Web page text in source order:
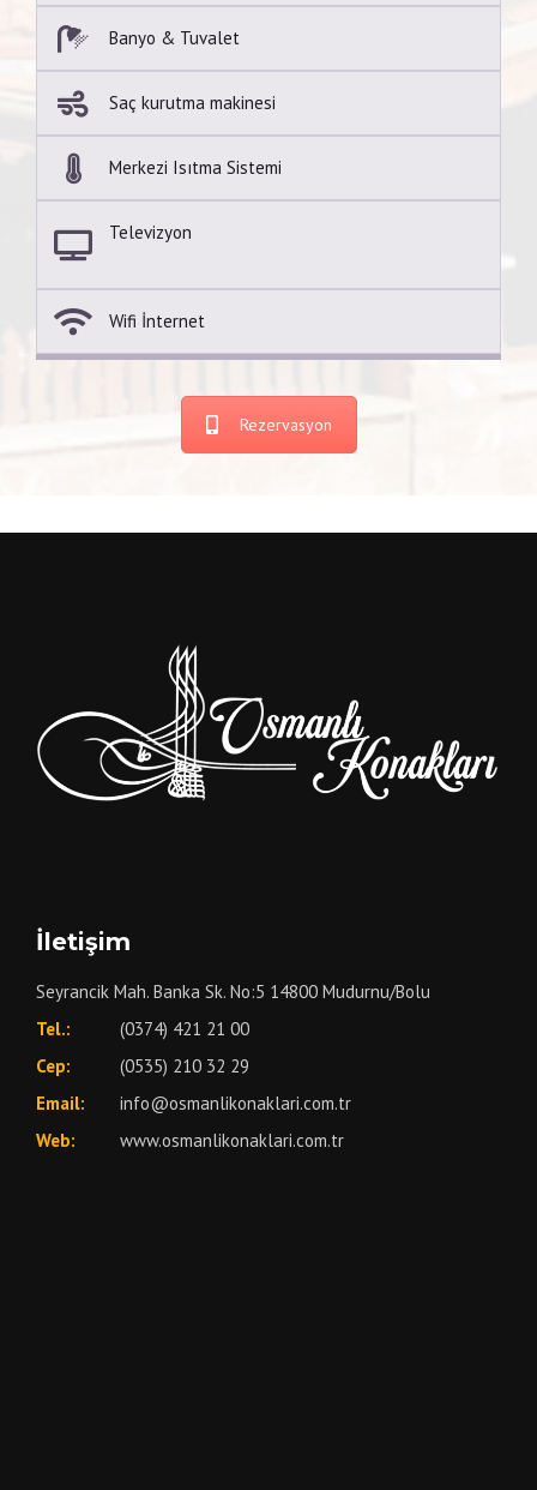
Banyo & Tuvalet
Saç kurutma makinesi
Merkezi Isıtma Sistemi
Televizyon
Wifi İnternet
Rezervasyon
İletişim
Seyrancik Mah. Banka Sk. No:5 14800 Mudurnu/Bolu
Tel.:
(0374) 421 21 00
Cep:
(0535) 210 32 29
Email:
info@osmanlikonaklari.com.tr
Web:
www.osmanlikonaklari.com.tr